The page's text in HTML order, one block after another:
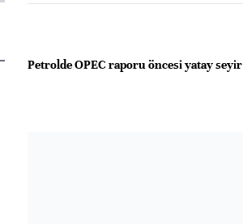
Petrolde OPEC raporu öncesi yatay seyir